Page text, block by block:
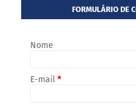
FORMULÁRIO DE
Nome
E-mail *